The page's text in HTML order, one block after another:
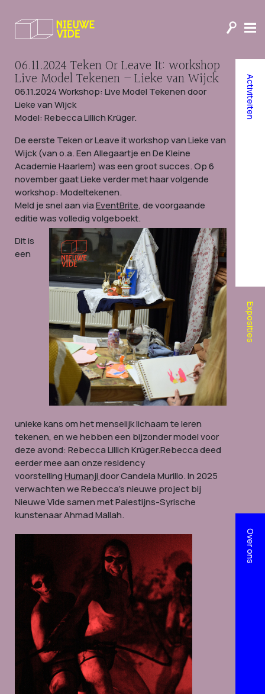
06.11.2024 Teken Or Leave It: workshop
Live Model Tekenen – Lieke van Wijck
06.11.2024 Workshop: Live Model Tekenen door
Lieke van Wijck
Model: Rebecca Lillich Krüger.
De eerste Teken or Leave it workshop van Lieke van
Wijck (van o.a. Een Allegaartje en De Kleine
Academie Haarlem) was een groot succes. Op 6
november gaat Lieke verder met haar volgende
workshop: Modeltekenen.
Meld je snel aan viaEventBrite, de voorgaande
editie was volledig volgeboekt.
Dit is
een
unieke kans om het menselijk lichaam te leren
tekenen, en we hebben een bijzonder model voor
deze avond: Rebecca Lillich Krüger.Rebecca deed
eerder mee aan onze residency
voorstellingHumanjidoor Candela Murillo. In 2025
verwachten we Rebecca’s nieuwe project bij
Nieuwe Vide samen met Palestijns-Syrische
kunstenaar Ahmad Mallah.
Activiteiten
Exposities
Over ons